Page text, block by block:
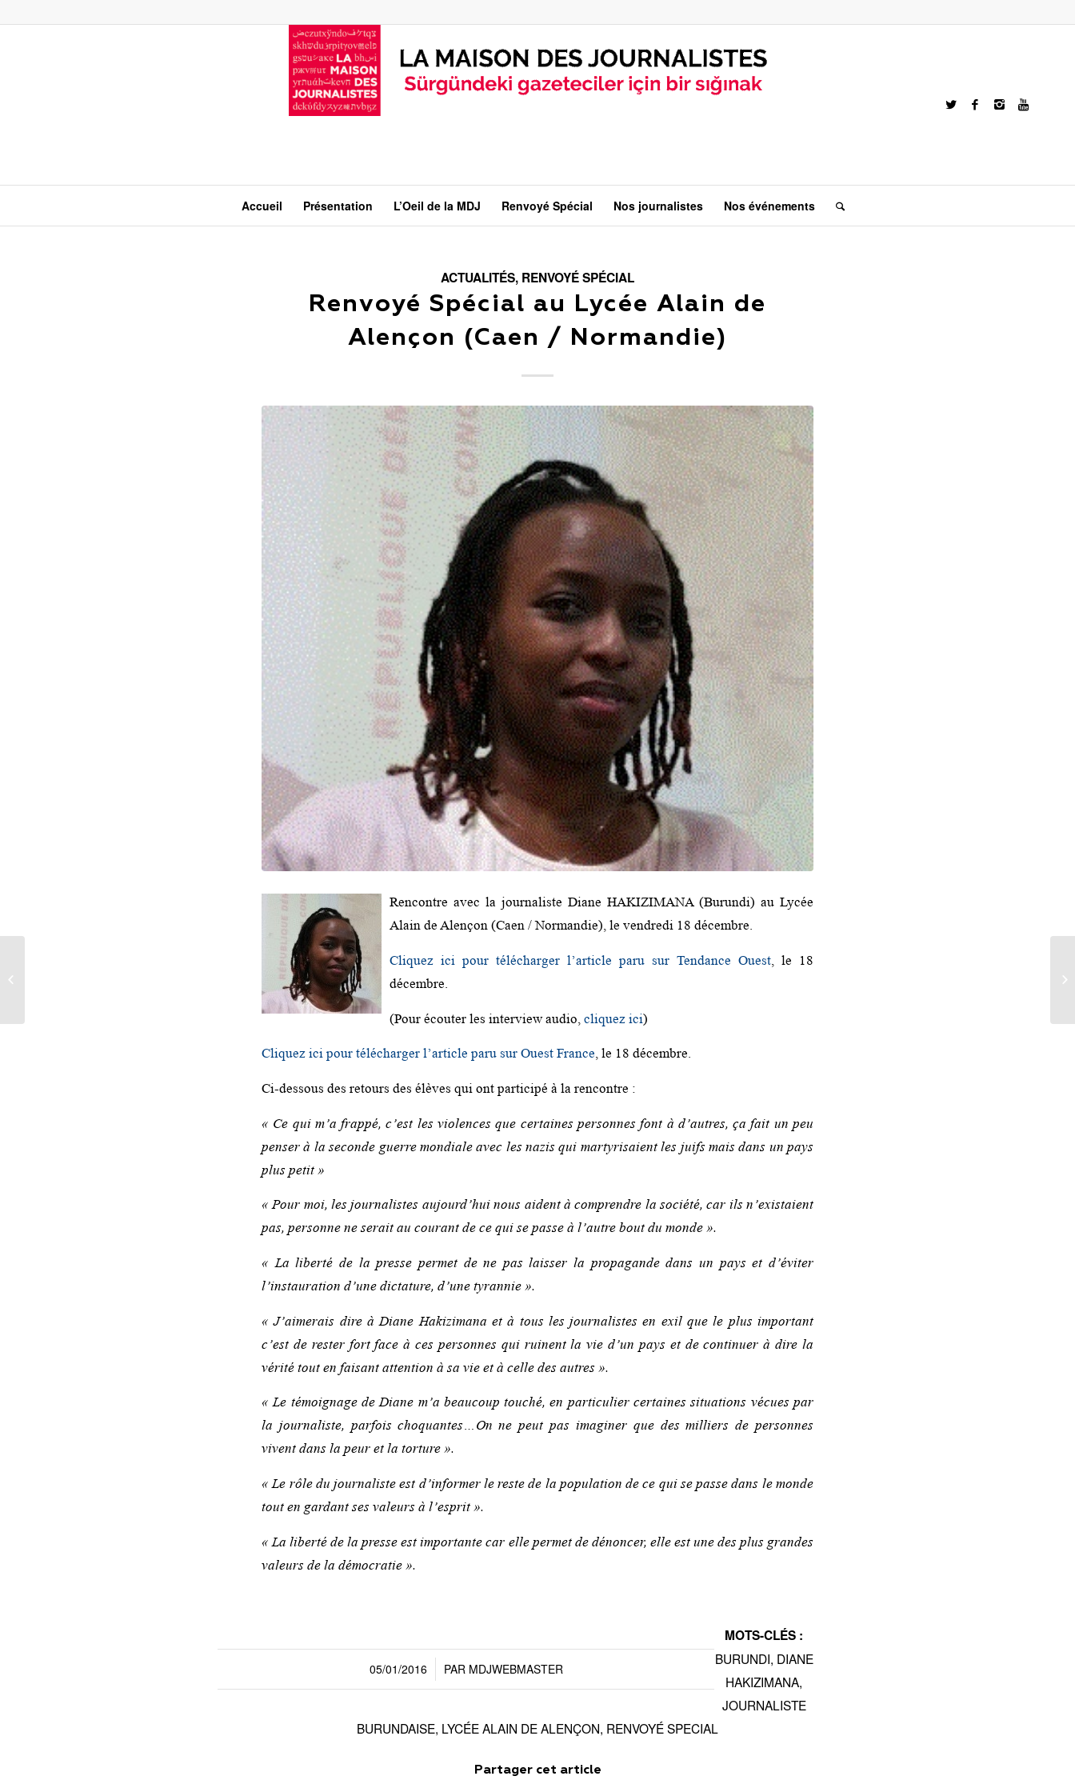
Accueil Présentation L’Oeil de la MDJ Renvoyé Spécial Nos journalistes Nos événements
ACTUALITÉS, RENVOYÉ SPÉCIAL
Renvoyé Spécial au Lycée Alain de
Alençon (Caen / Normandie)
Rencontre avec la journaliste Diane HAKIZIMANA (Burundi) au Lycée
Alain de Alençon (Caen / Normandie), le vendredi 18 décembre.
Cliquez ici pour télécharger l’article paru sur Tendance Ouest, le 18
décembre.
(Pour écouter les interview audio, cliquez ici)
Cliquez ici pour télécharger l’article paru sur Ouest France, le 18 décembre.
Ci-dessous des retours des élèves qui ont participé à la rencontre :
« Ce qui m’a frappé, c’est les violences que certaines personnes font à d’autres, ça fait un peu
penser à la seconde guerre mondiale avec les nazis qui martyrisaient les juifs mais dans un pays
plus petit »
« Pour moi, les journalistes aujourd’hui nous aident à comprendre la société, car ils n’existaient
pas, personne ne serait au courant de ce qui se passe à l’autre bout du monde ».
« La liberté de la presse permet de ne pas laisser la propagande dans un pays et d’éviter
l’instauration d’une dictature, d’une tyrannie ».
« J’aimerais dire à Diane Hakizimana et à tous les journalistes en exil que le plus important
c’est de rester fort face à ces personnes qui ruinent la vie d’un pays et de continuer à dire la
vérité tout en faisant attention à sa vie et à celle des autres ».
« Le témoignage de Diane m’a beaucoup touché, en particulier certaines situations vécues par
la journaliste, parfois choquantes…On ne peut pas imaginer que des milliers de personnes
vivent dans la peur et la torture ».
« Le rôle du journaliste est d’informer le reste de la population de ce qui se passe dans le monde
tout en gardant ses valeurs à l’esprit ».
« La liberté de la presse est importante car elle permet de dénoncer, elle est une des plus grandes
valeurs de la démocratie ».
05/01/2016
/ PAR MDJWEBMASTER
MOTS-CLÉS :
BURUNDI, DIANE
HAKIZIMANA,
JOURNALISTE
BURUNDAISE, LYCÉE ALAIN DE ALENÇON, RENVOYÉ SPECIAL
Partager cet article